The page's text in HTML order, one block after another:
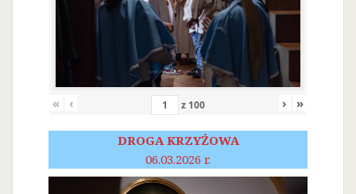
« ‹ z 100 › »
DROGA KRZYŻOWA
06.03.2026 r.